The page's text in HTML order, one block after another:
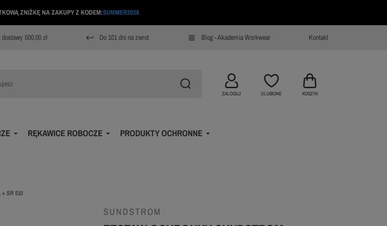
ZNIŻKĘ NA ZAKUPY Z KODEM:SUMMER2026
dostawy 500,00 zł keyboard_return Do 101 dni na zwrot view_headline Blog - Akademia Workwear Kontakt
ZALOGUJ ULUBIONE KOSZYK
RĘKAWICE ROBOCZE PRODUKTY OCHRONNE
+ SR 510
SUNDSTROM